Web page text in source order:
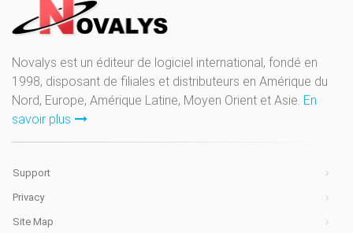
Novalys est un éditeur de logiciel international, fondé en
1998, disposant de filiales et distributeurs en Amérique du
Nord, Europe, Amérique Latine, Moyen Orient et Asie. En
savoir plus
Support
Privacy
Site Map